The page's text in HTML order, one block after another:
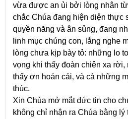
vừa được an ủi bởi lòng nhân
chắc Chúa đang hiện diện thực
quyền năng và ân sủng, đang
linh mục chúng con, lắng nghe
lòng chưa kịp bày tỏ: những lo
vọng khi thấy đoàn chiên xa
thấy ơn hoán cải, và cả những
thúc.
Xin Chúa mở mắt đức tin cho
không chỉ nhận ra Chúa bằng lý